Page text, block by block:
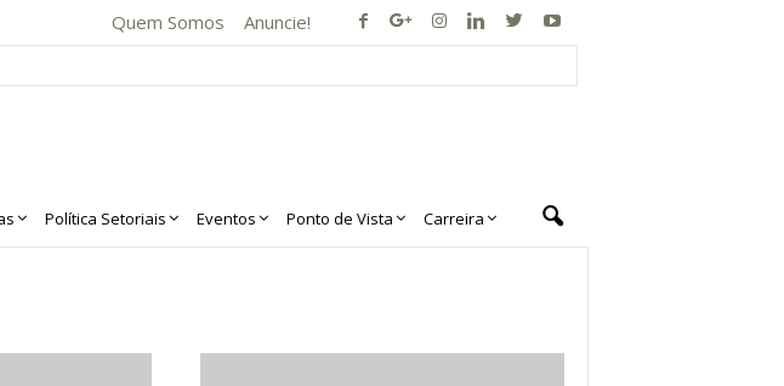
Quem Somos Anuncie!
Política Setoriais Eventos Ponto de Vista Carreira